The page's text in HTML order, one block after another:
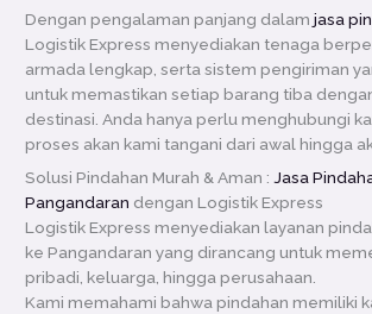
Dengan pengalaman panjang dalamjasa
Logistik Express menyediakan tenaga
armada lengkap, serta sistem pengiriman
untuk memastikan setiap barang tiba
destinasi. Anda hanya perlu menghubungi
proses akan kami tangani dari awal hingga
Solusi Pindahan Murah & Aman : Jasa
Pangandaran dengan Logistik Express
Logistik Express menyediakan layanan
ke Pangandaran yang dirancang untuk
pribadi, keluarga, hingga perusahaan.
Kami memahami bahwa pindahan memiliki